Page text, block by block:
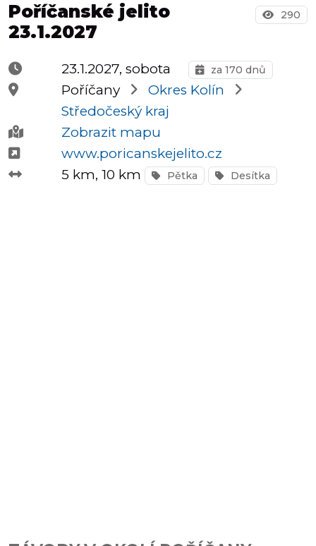
Virtuální
závody
Poříčanské jelito
23.1.2027
290
23.1.2027, sobota za 170 dnů
Poříčany
Okres Kolín
Středočeský kraj
Zobrazit mapu
www.poricanskejelito.cz
5 km, 10 km Pětka Desítka